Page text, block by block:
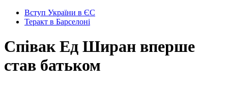
Вступ України в ЄС
Теракт в Барселоні
Співак Ед Ширан вперше
став батьком